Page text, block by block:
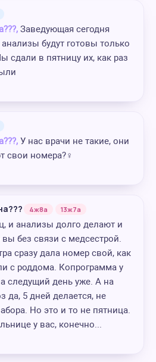
Заведующая сегодня
анализы будут готовы только
сдали в пятницу их, как раз
У нас врачи не такие, они
свои номера?‍♀️
4ж8а 13ж7а
и анализы долго делают и
вы без связи с медсестрой.
сразу дала номер свой, как
с роддома. Копрограмма у
следущий день уже. А на
да, 5 дней делается, не
Но это и то не пятница.
у вас, конечно...